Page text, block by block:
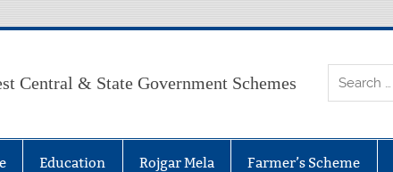
Central & State Government Schemes
Education Rojgar Mela Farmer’s Scheme